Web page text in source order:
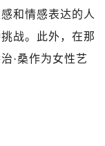
和情感表达的人
战。此外，在那
·桑作为女性艺